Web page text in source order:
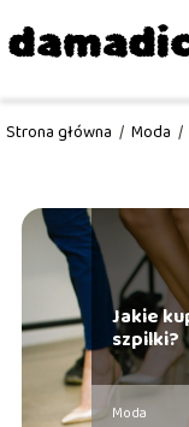
Strona główna / Moda /
Jakie
szpilki?
Moda